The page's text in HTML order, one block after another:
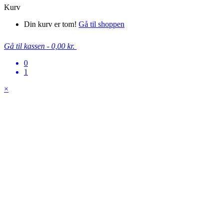
Kurv
Din kurv er tom! Gå til shoppen
Gå til kassen - 0,00 kr.
0
1
×